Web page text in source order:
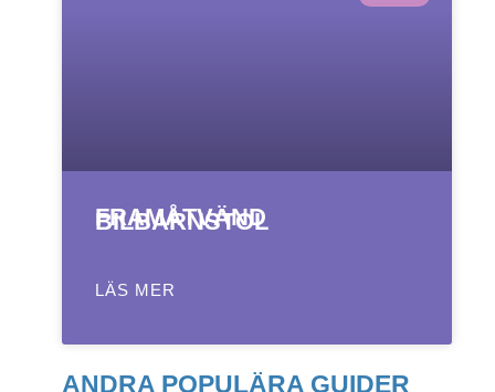
FRAMÅTVÄND
BILBARNSTOL
LÄS MER
ANDRA POPULÄRA GUIDER